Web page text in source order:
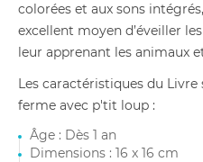
colorées et aux sons
excellent moyen d’éveiller
leur apprenant les animaux
Les caractéristiques du Livre
ferme avec p'tit loup :
Âge : Dès 1 an
Dimensions : 16 x 16 cm